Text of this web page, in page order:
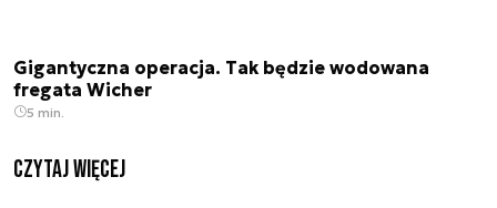
Gigantyczna operacja. Tak będzie wodowana
fregata Wicher
5 min.
czytaj więcej